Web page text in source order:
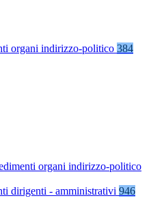
organi indirizzo-politico 384
organi indirizzo-politico
dirigenti - amministrativi 946